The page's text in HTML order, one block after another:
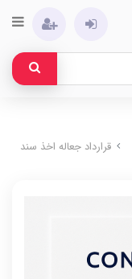
قرارداد جعاله اخذ سند